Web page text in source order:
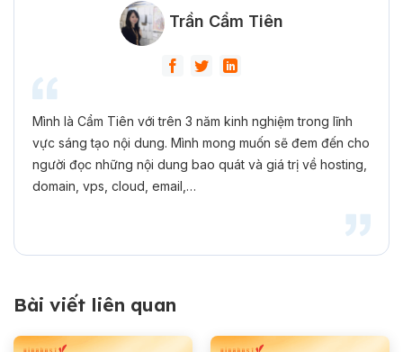
Trần Cẩm Tiên
Mình là Cẩm Tiên với trên 3 năm kinh nghiệm trong lĩnh
vực sáng tạo nội dung. Mình mong muốn sẽ đem đến cho
người đọc những nội dung bao quát và giá trị về hosting,
domain, vps, cloud, email,…
Bài viết liên quan